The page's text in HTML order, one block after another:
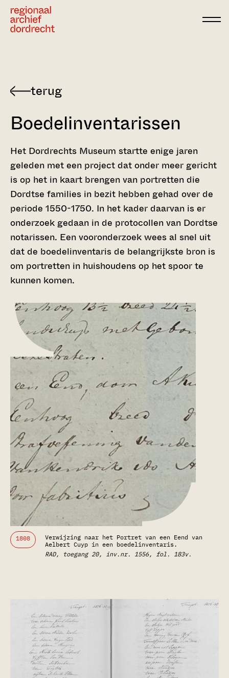
Boedelinventarissen
Het Dordrechts Museum startte enige jaren
geleden met een project dat onder meer gericht
is op het in kaart brengen van portretten die
Dordtse families in bezit hebben gehad over de
periode 1550-1750. In het kader daarvan is er
onderzoek gedaan in de protocollen van Dordtse
notarissen. Een vooronderzoek wees al snel uit
dat de boedelinventaris de belangrijkste bron is
om portretten in huishoudens op het spoor te
kunnen komen.
Verwijzing naar het Portret van een Eend van
Aelbert Cuyp in een boedelinventaris.
RAD, toegang 20, inv.nr. 1556, fol. 183v.
1808